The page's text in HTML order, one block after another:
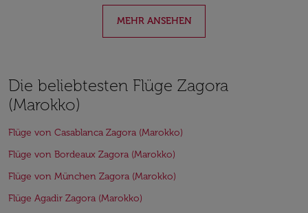
MEHR ANSEHEN
Die beliebtesten Flüge Zagora
(Marokko)
Flüge von Casablanca Zagora (Marokko)
Flüge von Bordeaux Zagora (Marokko)
Flüge von München Zagora (Marokko)
Flüge Agadir Zagora (Marokko)